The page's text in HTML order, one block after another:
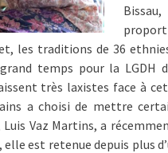
les traditions de 36
temps pour la LGDH
très laxistes face à
a choisi de mettre
Luis Vaz Martins, a
est retenue depuis plus